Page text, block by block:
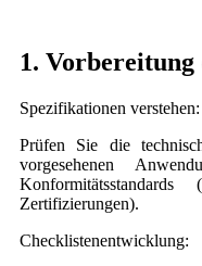
1.
Spezifikationen verstehen:
Prüfen Sie die
vorgesehenen
Zertifizierungen).
Checklistenentwicklung: